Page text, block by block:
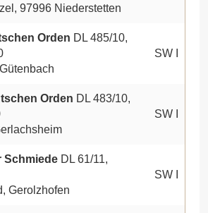
97996 Niederstetten
Orden DL 485/10,
SW I
Orden DL 483/10,
SW I
Schmiede DL 61/11,
Gerolzhofen
SW I